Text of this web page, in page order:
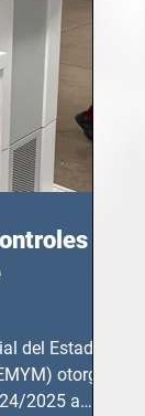
del Estado
otorgó
2025 a